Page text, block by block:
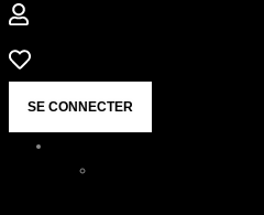
SE CONNECTER